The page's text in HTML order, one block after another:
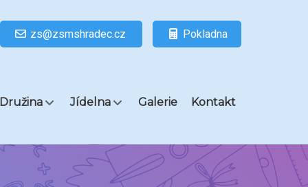
zs@zsmshradec.cz Pokladna
Družina Jídelna Galerie Kontakt